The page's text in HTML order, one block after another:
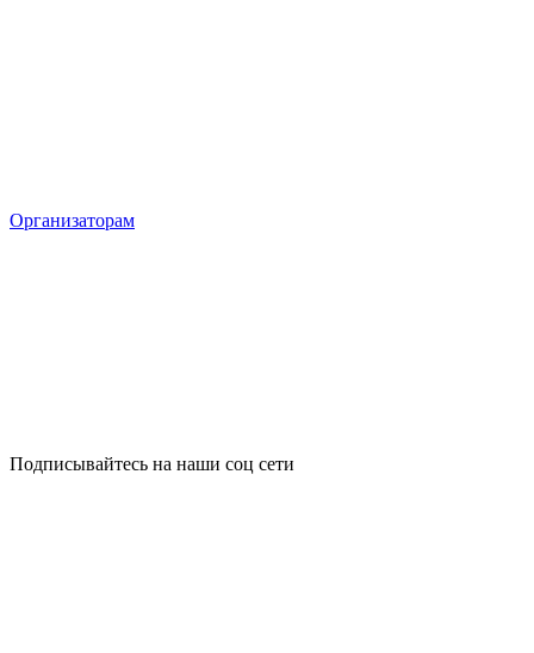
Организаторам
Подписывайтесь на наши соц сети